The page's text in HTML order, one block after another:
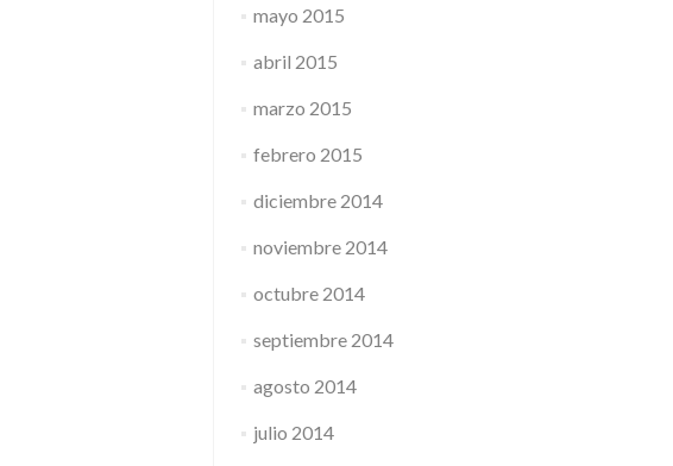
mayo 2015
abril 2015
marzo 2015
febrero 2015
diciembre 2014
noviembre 2014
octubre 2014
septiembre 2014
agosto 2014
julio 2014